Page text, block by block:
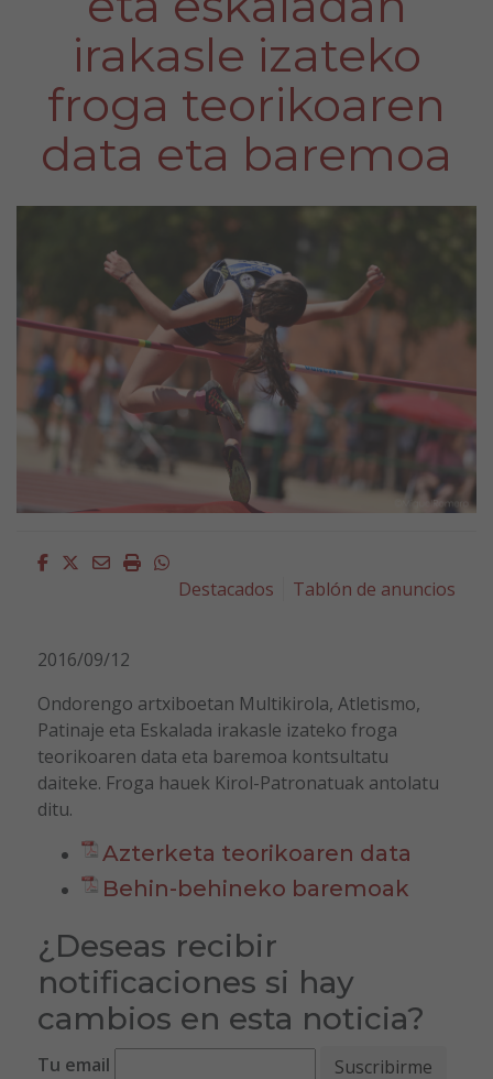
irakasle izateko
froga teorikoaren
data eta baremoa
Facebook
Twitter
EmailImprimirWhatsapp
Destacados
Tablón de anuncios
2016/09/12
Ondorengo artxiboetan Multikirola, Atletismo,
Patinaje eta Eskalada irakasle izateko froga
teorikoaren data eta baremoa kontsultatu
daiteke. Froga hauek Kirol-Patronatuak antolatu
ditu.
Azterketa teorikoaren data
Behin-behineko baremoak
¿Deseas recibir
notificaciones si hay
cambios en esta noticia?
Tu email